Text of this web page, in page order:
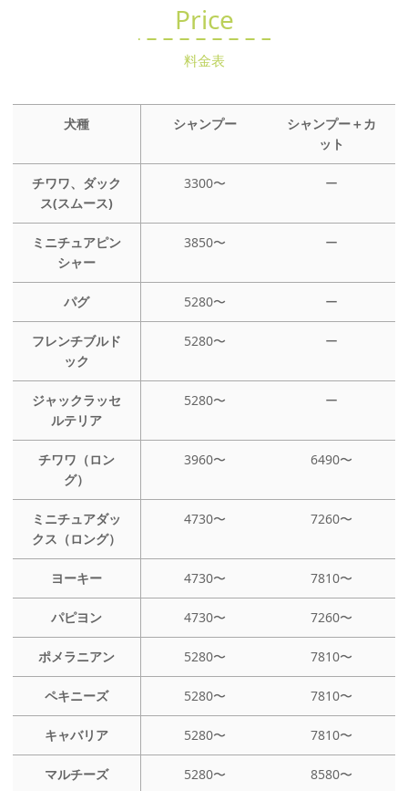
Price
料金表
犬種 シャンプー
シャンプー＋カ
ット
チワワ、ダック
ス(スムース)
3300〜 ー
ミニチュアピン
シャー
3850〜 ー
パグ 5280〜 ー
フレンチブルド
ック
5280〜 ー
ジャックラッセ
ルテリア
5280〜 ー
チワワ（ロン
グ）
3960〜 6490〜
ミニチュアダッ
クス（ロング）
4730〜 7260〜
ヨーキー 4730〜 7810〜
パピヨン 4730〜 7260〜
ポメラニアン 5280〜 7810〜
ペキニーズ 5280〜 7810〜
キャバリア 5280〜 7810〜
マルチーズ 5280〜 8580〜